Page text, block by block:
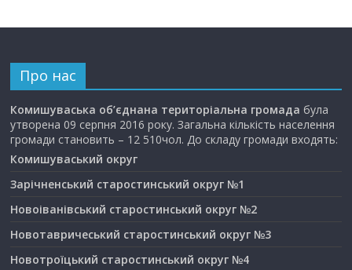
Про нас
Комишуваська об’єднана територіальна громада була
утворена 09 серпня 2016 року. Загальна кількість населення
громади становить – 12 510чол. До складу громади входять:
Комишуваський округ
Зарічненський старостинський округ №1
Новоіванівський старостинський округ №2
Новотавричеський старостинський округ №3
Новотроїцький старостинський округ №4